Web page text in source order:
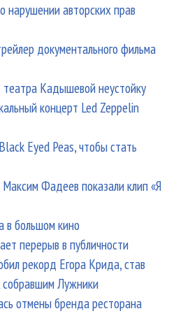
нарушении авторских прав
документального фильма
Кадышевой неустойку
концерт Led Zeppelin
Eyed Peas, чтобы стать
Фадеев показали клип «Я
в большом кино
перерыв в публичности
рекорд Егора Крида, став
Лужники
отмены бренда ресторана